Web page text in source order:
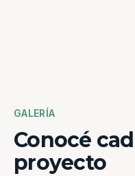
GALERÍA
Conocé
proyecto